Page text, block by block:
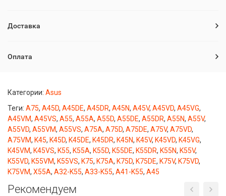
Доставка
Оплата
Категории: Asus
Теги: A75, A45D, A45DE, A45DR, A45N, A45V, A45VD, A45VG,
A45VM, A45VS, A55, A55A, A55D, A55DE, A55DR, A55N, A55V,
A55VD, A55VM, A55VS, A75A, A75D, A75DE, A75V, A75VD,
A75VM, K45, K45D, K45DE, K45DR, K45N, K45V, K45VD, K45VG,
K45VM, K45VS, K55, K55A, K55D, K55DE, K55DR, K55N, K55V,
K55VD, K55VM, K55VS, K75, K75A, K75D, K75DE, K75V, K75VD,
K75VM, X55A, A32-K55, A33-K55, A41-K55, A45
Рекомендуем